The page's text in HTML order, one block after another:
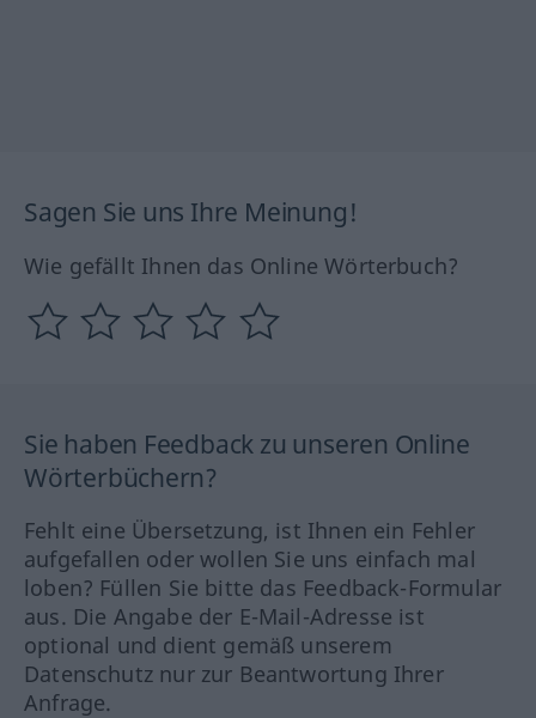
Sagen Sie uns Ihre Meinung!
Wie gefällt Ihnen das Online Wörterbuch?
Sie haben Feedback zu unseren Online
Wörterbüchern?
Fehlt eine Übersetzung, ist Ihnen ein Fehler
aufgefallen oder wollen Sie uns einfach mal
loben? Füllen Sie bitte das Feedback-Formular
aus. Die Angabe der E-Mail-Adresse ist
optional und dient gemäß unserem
Datenschutz nur zur Beantwortung Ihrer
Anfrage.